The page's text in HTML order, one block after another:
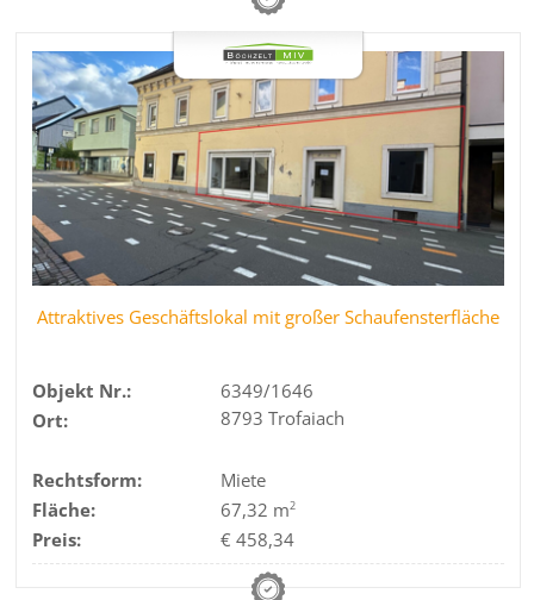
Attraktives Geschäftslokal mit großer Schaufensterfläche
Objekt Nr.:
6349/1646
Ort:
8793 Trofaiach
Rechtsform:
Miete
Fläche:
67,32 m2
Preis: € 458,34